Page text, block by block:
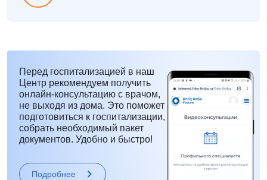
Перед госпитализацией в наш
Центр рекомендуем получить
онлайн-консультацию с врачом,
не выходя из дома. Это поможет
подготовиться к госпитализации,
собрать необходимый пакет
документов. Удобно и быстро!
Подробнее